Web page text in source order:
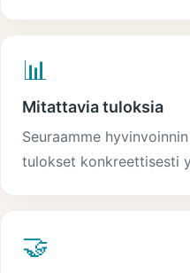
📊
Mitattavia tuloksia
Seuraamme
tulokset konkreettisesti
🤝